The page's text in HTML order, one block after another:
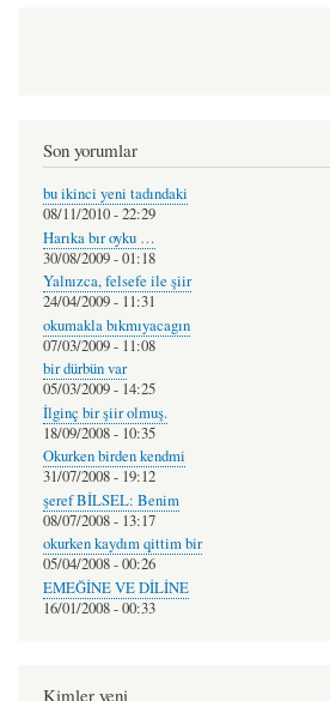
Son yorumlar
bu ikinci yeni tadındaki
08/11/2010 - 22:29
Harıka bır oyku …
30/08/2009 - 01:18
Yalnızca, felsefe ile şiir
24/04/2009 - 11:31
okumakla bıkmıyacagın
07/03/2009 - 11:08
bir dürbün var
05/03/2009 - 14:25
İlginç bir şiir olmuş.
18/09/2008 - 10:35
Okurken birden kendmi
31/07/2008 - 19:12
şeref BİLSEL: Benim
08/07/2008 - 13:17
okurken kaydım qittim bir
05/04/2008 - 00:26
EMEĞİNE VE DİLİNE
16/01/2008 - 00:33
Kimler yeni